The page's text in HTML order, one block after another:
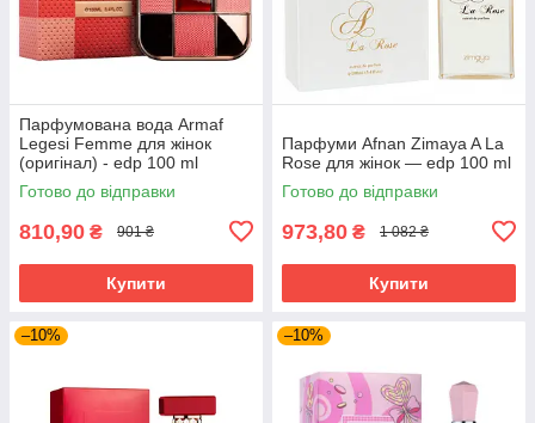
Парфумована вода Armaf
Legesi Femme для жінок
(оригінал) - edp 100 ml
Готово до відправки
810,90 ₴ 901 ₴
Купити
Парфуми Afnan Zimaya A La
Rose для жінок — edp 100 ml
Готово до відправки
973,80 ₴ 1 082 ₴
Купити
–10% –10%